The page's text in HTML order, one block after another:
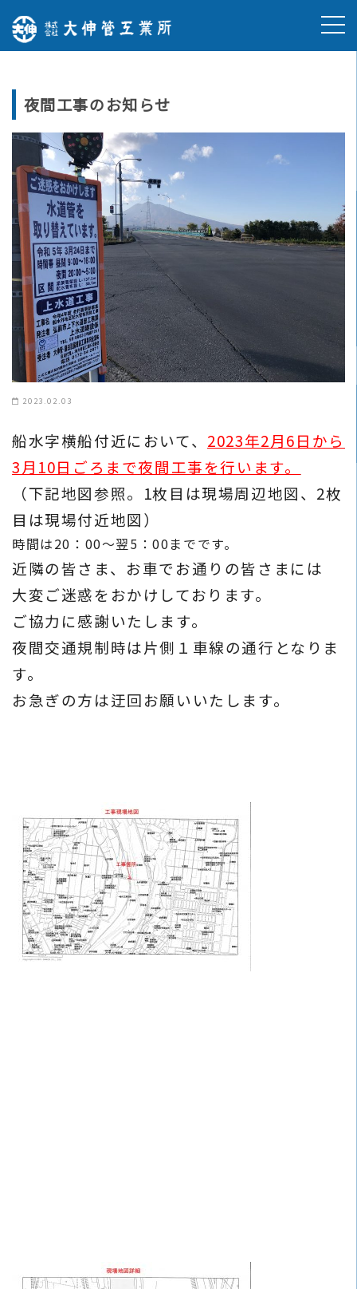
Skip
to
content
夜間工事のお知らせ
2023.02.03
船水字横船付近において、 2023年2月6日から
3月10日ごろまで夜間工事を行います。
（下記地図参照。1枚目は現場周辺地図、2枚
目は現場付近地図）
時間は20：00～翌5：00までです。
近隣の皆さま、お車でお通りの皆さまには
大変ご迷惑をおかけしております。
ご協力に感謝いたします。
夜間交通規制時は片側１車線の通行となりま
す。
お急ぎの方は迂回お願いいたします。